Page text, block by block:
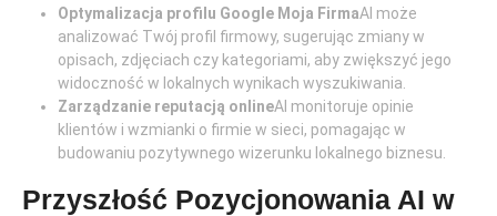
Optymalizacja profilu Google Moja FirmaAI może
analizować Twój profil firmowy, sugerując zmiany w
opisach, zdjęciach czy kategoriami, aby zwiększyć jego
widoczność w lokalnych wynikach wyszukiwania.
Zarządzanie reputacją onlineAI monitoruje opinie
klientów i wzmianki o firmie w sieci, pomagając w
budowaniu pozytywnego wizerunku lokalnego biznesu.
Przyszłość Pozycjonowania AI w